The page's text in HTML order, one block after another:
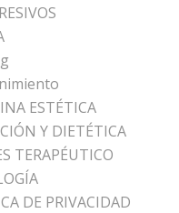
ESTÉTICA
Y DIETÉTICA
TERAPÉUTICO
DE PRIVACIDAD